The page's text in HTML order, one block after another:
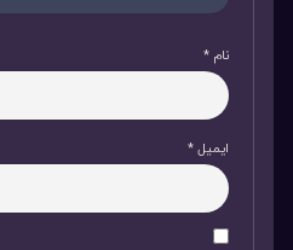
نام *
ایمیل*